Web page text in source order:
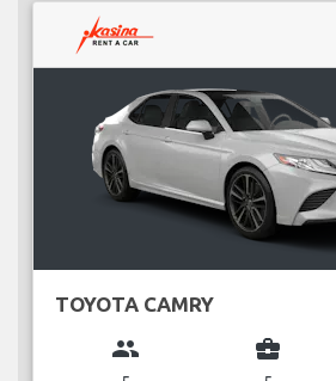
TOYOTA CAMRY
group business_center